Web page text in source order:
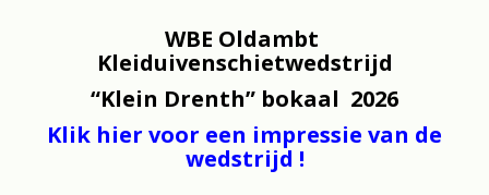
WBE Oldambt
Kleiduivenschietwedstrijd
“Klein Drenth” bokaal 2026
Klik hier voor een impressie van de
wedstrijd !